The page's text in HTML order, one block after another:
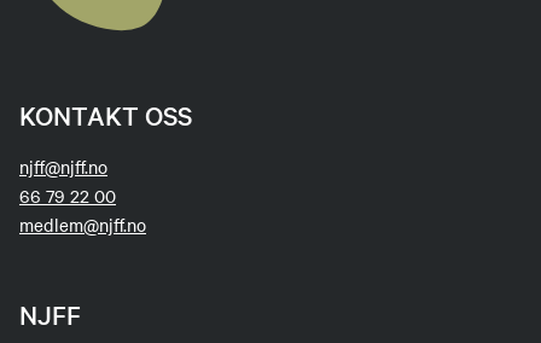
KONTAKT OSS
njff@njff.no
66 79 22 00
medlem@njff.no
NJFF